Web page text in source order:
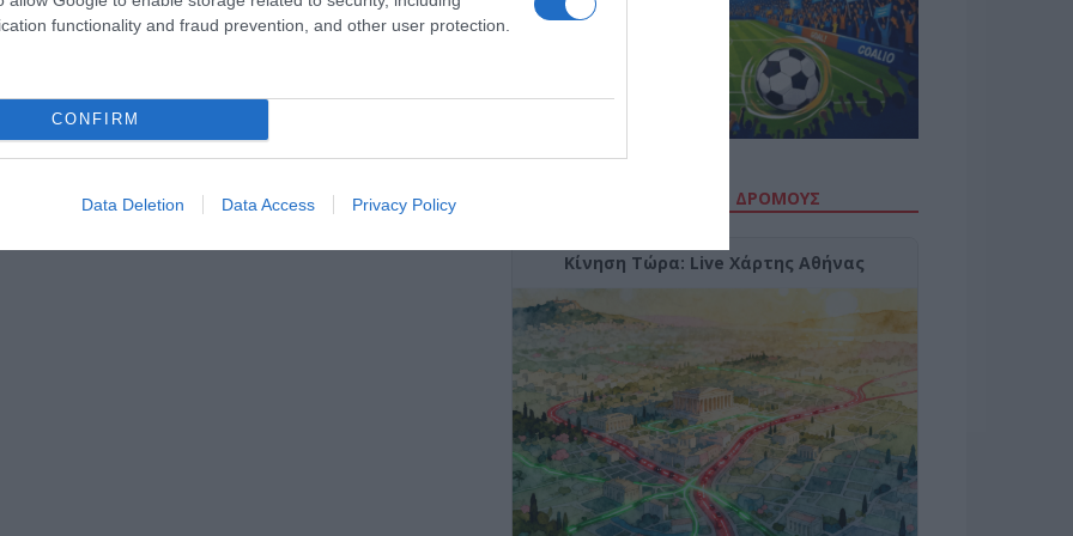
functionality and fraud prevention, and other user protection.
CONFIRM
Data Deletion Data Access Privacy Policy ΔΕΙΤΕ ΤΗΝ ΚΙΝΗΣΗ ΣΤΟΥΣ ΔΡΌΜΟΥΣ
Κίνηση Τώρα: Live Χάρτης Αθήνας